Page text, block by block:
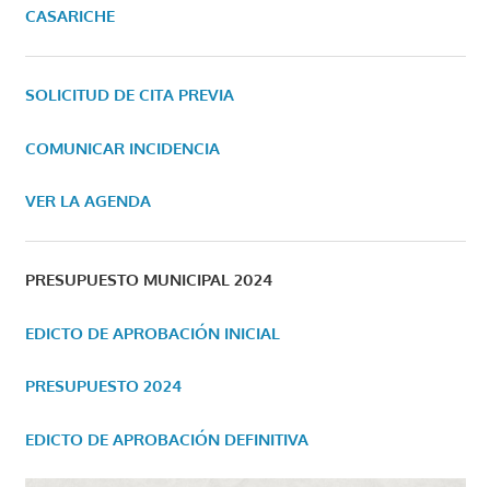
CASARICHE
SOLICITUD DE CITA PREVIA
COMUNICAR INCIDENCIA
VER LA AGENDA
PRESUPUESTO MUNICIPAL 2024
EDICTO DE APROBACIÓN INICIAL
PRESUPUESTO 2024
EDICTO DE APROBACIÓN DEFINITIVA